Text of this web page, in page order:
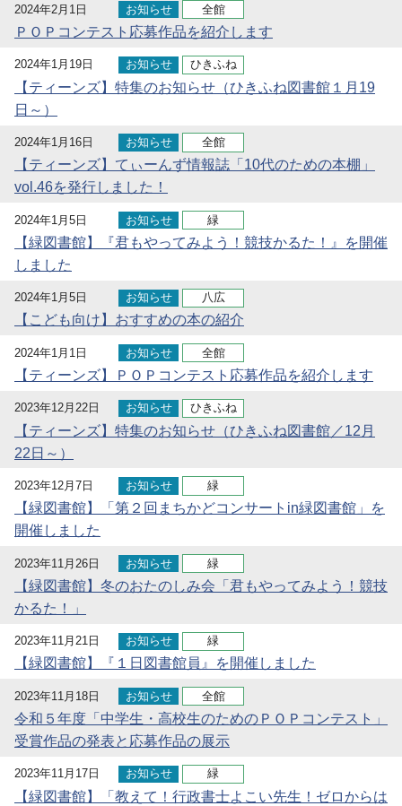
2024年2月1日 お知らせ 全館
ＰＯＰコンテスト応募作品を紹介します
2024年1月19日 お知らせ ひきふね
【ティーンズ】特集のお知らせ（ひきふね図書館１月19
日～）
2024年1月16日 お知らせ 全館
【ティーンズ】てぃーんず情報誌「10代のための本棚」
vol.46を発行しました！
2024年1月5日 お知らせ 緑
【緑図書館】『君もやってみよう！競技かるた！』を開催
しました
2024年1月5日 お知らせ 八広
【こども向け】おすすめの本の紹介
2024年1月1日 お知らせ 全館
【ティーンズ】ＰＯＰコンテスト応募作品を紹介します
2023年12月22日 お知らせ ひきふね
【ティーンズ】特集のお知らせ（ひきふね図書館／12月
22日～）
2023年12月7日 お知らせ 緑
【緑図書館】「第２回まちかどコンサートin緑図書館」を
開催しました
2023年11月26日 お知らせ 緑
【緑図書館】冬のおたのしみ会「君もやってみよう！競技
かるた！」
2023年11月21日 お知らせ 緑
【緑図書館】『１日図書館員』を開催しました
2023年11月18日 お知らせ 全館
令和５年度「中学生・高校生のためのＰＯＰコンテスト」
受賞作品の発表と応募作品の展示
2023年11月17日 お知らせ 緑
【緑図書館】「教えて！行政書士よこい先生！ゼロからは